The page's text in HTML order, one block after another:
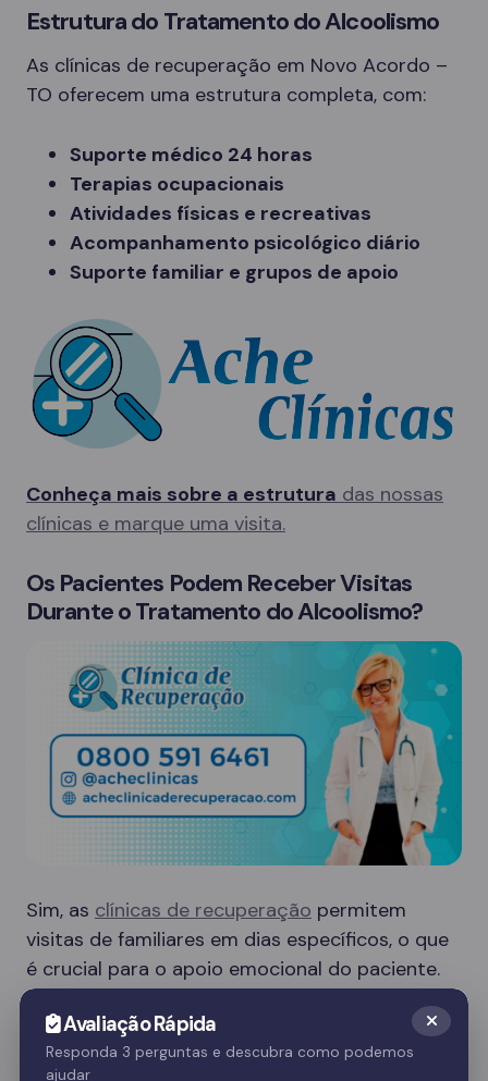
Estrutura do Tratamento do Alcoolismo
As clínicas de recuperação em Novo Acordo –
TO oferecem uma estrutura completa, com:
Suporte médico 24 horas
Terapias ocupacionais
Atividades físicas e recreativas
Acompanhamento psicológico diário
Suporte familiar e grupos de apoio
Conheça mais sobre a estrutura das nossas
clínicas e marque uma visita.
Os Pacientes Podem Receber Visitas
Durante o Tratamento do Alcoolismo?
Sim, as clínicas de recuperação permitem
visitas de familiares em dias específicos, o que
é crucial para o apoio emocional do paciente.
Essas visitas ajudam no processo de
recuperação e fortalecem o vínculo familiar.
Avaliação Rápida
Responda 3 perguntas e descubra como podemos
ajudar